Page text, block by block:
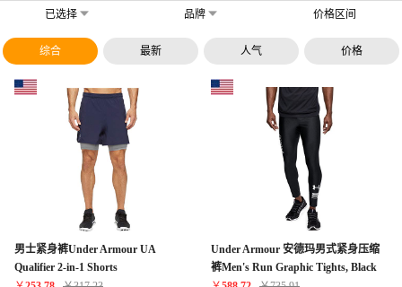
已选择 品牌 价格区间
综合 最新 人气 价格
男士紧身裤Under Armour UA
Qualifier 2-in-1 Shorts
Under Armour 安德玛男式紧身压缩
裤Men's Run Graphic Tights, Black